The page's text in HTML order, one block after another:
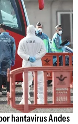
hantavirus Andes